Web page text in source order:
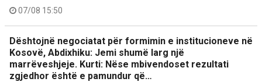
07/08 15:50
Dështojnë negociatat për formimin e institucioneve në
Kosovë, Abdixhiku: Jemi shumë larg një
marrëveshjeje. Kurti: Nëse mbivendoset rezultati
zgjedhor është e pamundur që…